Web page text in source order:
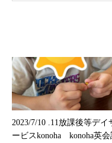
2023/7/10 .11放課後等デイ
ービスkonoha konoha英会